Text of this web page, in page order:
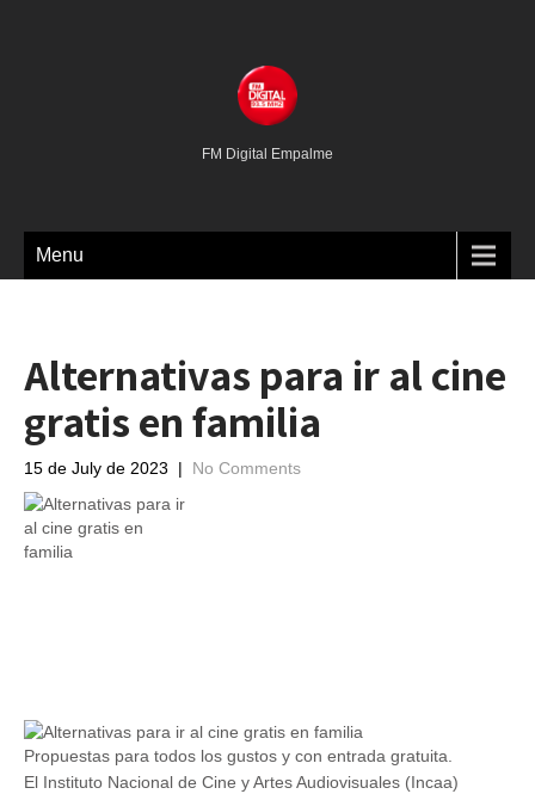
FM Digital Empalme
Menu
Alternativas para ir al cine
gratis en familia
15 de July de 2023 | No Comments
Propuestas para todos los gustos y con entrada gratuita.
El Instituto Nacional de Cine y Artes Audiovisuales (Incaa)